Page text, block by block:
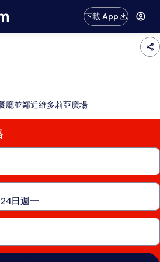
下載 App
廳並鄰近維多莉亞廣場